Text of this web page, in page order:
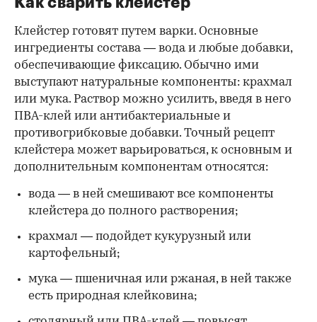
Клейстер готовят путем варки. Основные
ингредиенты состава — вода и любые добавки,
обеспечивающие фиксацию. Обычно ими
выступают натуральные компоненты: крахмал
или мука. Раствор можно усилить, введя в него
ПВА-клей или антибактериальные и
противогрибковые добавки. Точный рецепт
клейстера может варьироваться, к основным и
дополнительным компонентам относятся:
вода — в ней смешивают все компоненты
клейстера до полного растворения;
крахмал — подойдет кукурузный или
картофельный;
мука — пшеничная или ржаная, в ней также
есть природная клейковина;